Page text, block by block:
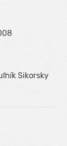
Sikorsky